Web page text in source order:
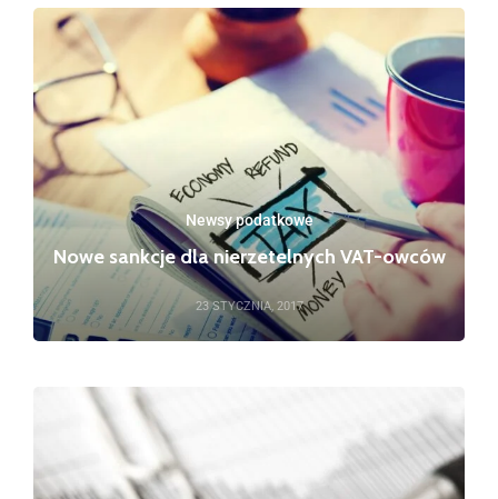
Newsy podatkowe
Nowe sankcje dla nierzetelnych VAT-owców
23 STYCZNIA, 2017